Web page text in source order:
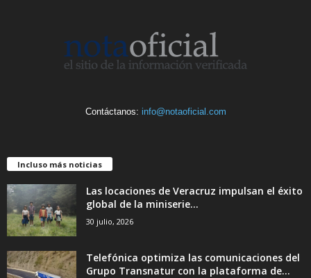
Contáctanos: info@notaoficial.com
Incluso más noticias
Las locaciones de Veracruz impulsan el éxito
global de la miniserie...
30 julio, 2026
Telefónica optimiza las comunicaciones del
Grupo Transnatur con la plataforma de...